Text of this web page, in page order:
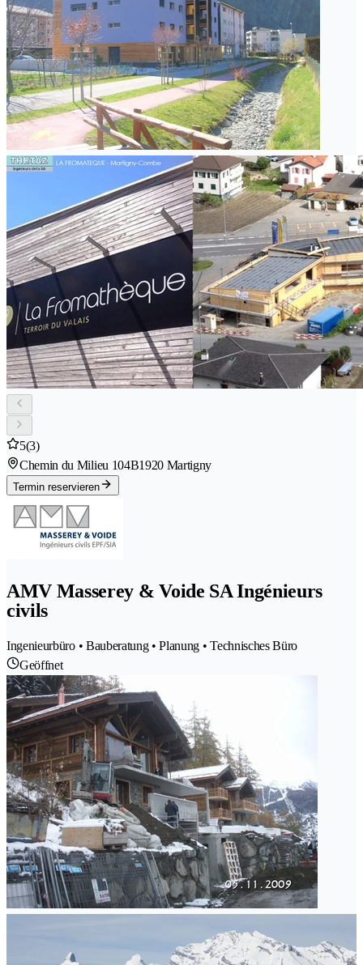
5(3)
Chemin du Milieu 104B1920 Martigny
Termin reservieren
AMV Masserey & Voide SA Ingénieurs
civils
Ingenieurbüro • Bauberatung • Planung • Technisches Büro
Geöffnet